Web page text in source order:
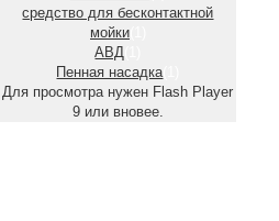
средство для бесконтактной
мойки
АВД
Пенная насадка(1)
Для просмотра нужен Flash Player
9 или вновее.